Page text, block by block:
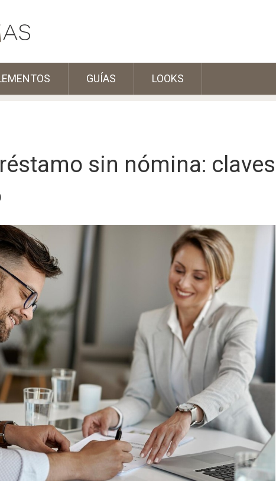
GUÍAS LOOKS
sin nómina: claves